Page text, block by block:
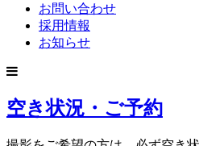
お問い合わせ
採用情報
お知らせ
空き状況・ご予約